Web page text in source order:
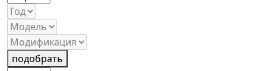
подобрать